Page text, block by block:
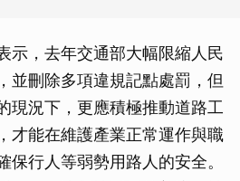
示，去年交通部大幅限縮人民
並刪除多項違規記點處罰，但
現況下，更應積極推動道路工
才能在維護產業正常運作與職
保行人等弱勢用路人的安全。